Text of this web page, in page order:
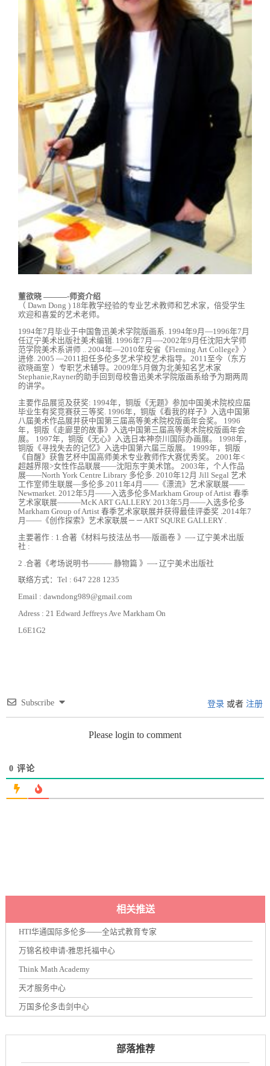
董欲晓 ———-师资介绍
（ Dawn Dong ) 18年教学经验的专业艺术教师和艺术家，倍受学生
欢迎和喜爱的艺术老师。
1994年7月毕业于中国鲁迅美术学院版画系. 1994年9月—1996年7月
任辽宁美术出版社美术编辑. 1996年7月—-2002年9月任沈阳大学师
范学院美术系讲师 .. 2004年—2010年安省《Fleming Art College》〉
进修. 2005 —2011担任多伦多艺术学校艺术指导。2011至今（东方
欲晓画室 ）专职艺术辅导。2009年5月做为北美知名艺术家
Stephanie,Rayner的助手回到母校鲁迅美术学院版画系给予为期两周
的讲学。
主要作品展览及获奖: 1994年，铜版《无题》参加中国美术院校应届
毕业生有奖竞赛获三等奖. 1996年，铜版《看我的样子》入选中国第
八届美术作品展并获中国第三届高等美术院校版画年会奖。 1996
年，铜版《走廊里的故事》入选中国第三届高等美术院校版画年会
展。 1997年，铜版《无心》入选日本神奈川国际办画展。 1998年，
铜版《寻找失去的记忆》入选中国第六届三版展。 1999年，铜版
《自醒》获鲁艺杯中国高师美术专业教师作大赛优秀奖。 2001年<
超越界限>女性作品联展——沈阳东宇美术馆。 2003年，个人作品
展——North York Centre Library 多伦多. 2010年12月 Jill Segal 艺术
工作室师生联展—多伦多.2011年4月——《漂流》艺术家联展——
Newmarket. 2012年5月——入选多伦多Markham Group of Artist 春季
艺术家联展———McK ART GALLERY. 2013年5月——入选多伦多
Markham Group of Artist 春季艺术家联展并获得最佳评委奖 .2014年7
月——《创作探索》艺术家联展－－ART SQURE GALLERY .
主要著作 : 1.合著《材料与技法丛书—–版画卷 》—- 辽宁美术出版
社 :
2 .合著《考场说明书——— 静物篇 》—- 辽宁美术出版社
联络方式：Tel : 647 228 1235
Email : dawndong989@gmail.com
Adress : 21 Edward Jeffreys Ave Markham On
L6E1G2
Subscribe 登录 或者 注册
Please login to comment
0 评论
相关推送
HTI华通国际多伦多——全站式教育专家
万锦名校申请-雅思托福中心
Think Math Academy
天才服务中心
万国多伦多击剑中心
部落推荐